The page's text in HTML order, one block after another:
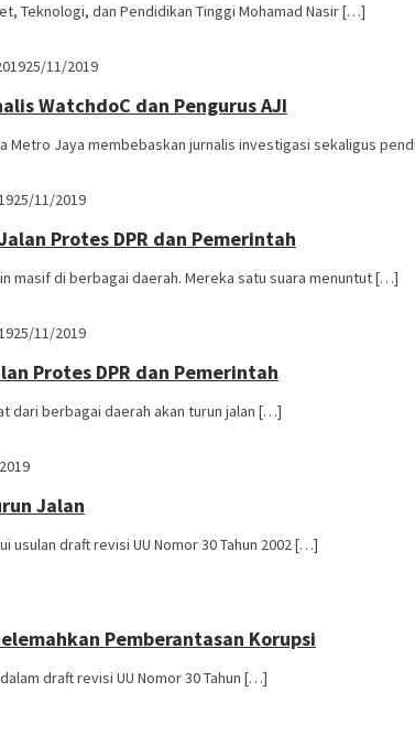
Teknologi, dan Pendidikan Tinggi Mohamad Nasir […]
25/11/2019
WatchdoC dan Pengurus AJI
Metro Jaya membebaskan jurnalis investigasi sekaligus
25/11/2019
Protes DPR dan Pemerintah
masif di berbagai daerah. Mereka satu suara menuntut […]
25/11/2019
Protes DPR dan Pemerintah
dari berbagai daerah akan turun jalan […]
Jalan
draft revisi UU Nomor 30 Tahun 2002 […]
Pemberantasan Korupsi
draft revisi UU Nomor 30 Tahun […]